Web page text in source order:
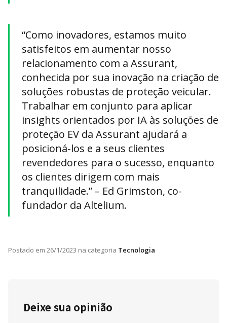
“Como inovadores, estamos muito
satisfeitos em aumentar nosso
relacionamento com a Assurant,
conhecida por sua inovação na criação de
soluções robustas de proteção veicular.
Trabalhar em conjunto para aplicar
insights orientados por IA às soluções de
proteção EV da Assurant ajudará a
posicioná-los e a seus clientes
revendedores para o sucesso, enquanto
os clientes dirigem com mais
tranquilidade.” – Ed Grimston, co-
fundador da Altelium.
Postado em 26/1/2023 na categoria Tecnologia
Deixe sua opinião